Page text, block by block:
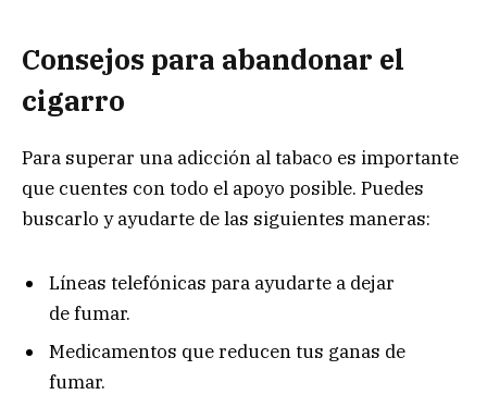
Consejos para abandonar el
cigarro
Para superar una adicción al tabaco es importante
que cuentes con todo el apoyo posible. Puedes
buscarlo y ayudarte de las siguientes maneras:
Líneas telefónicas para ayudarte a dejar
de fumar.
Medicamentos que reducen tus ganas de
fumar.